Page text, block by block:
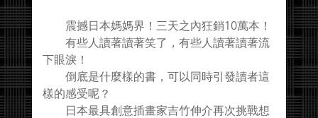
震撼日本媽媽界！三天之內狂銷10萬本！
有些人讀著讀著笑了，有些人讀著讀著流
下眼淚！
倒底是什麼樣的書，可以同時引發讀者這
樣的感受呢？
日本最具創意插畫家吉竹伸介再次挑戰想